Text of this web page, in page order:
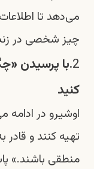
می‌دهد تا
چیز شخصی در
2. با پرسیدن
کنید
اوشیرو در ادامه
تهیه کنند و قادر
منطقی باشند.»